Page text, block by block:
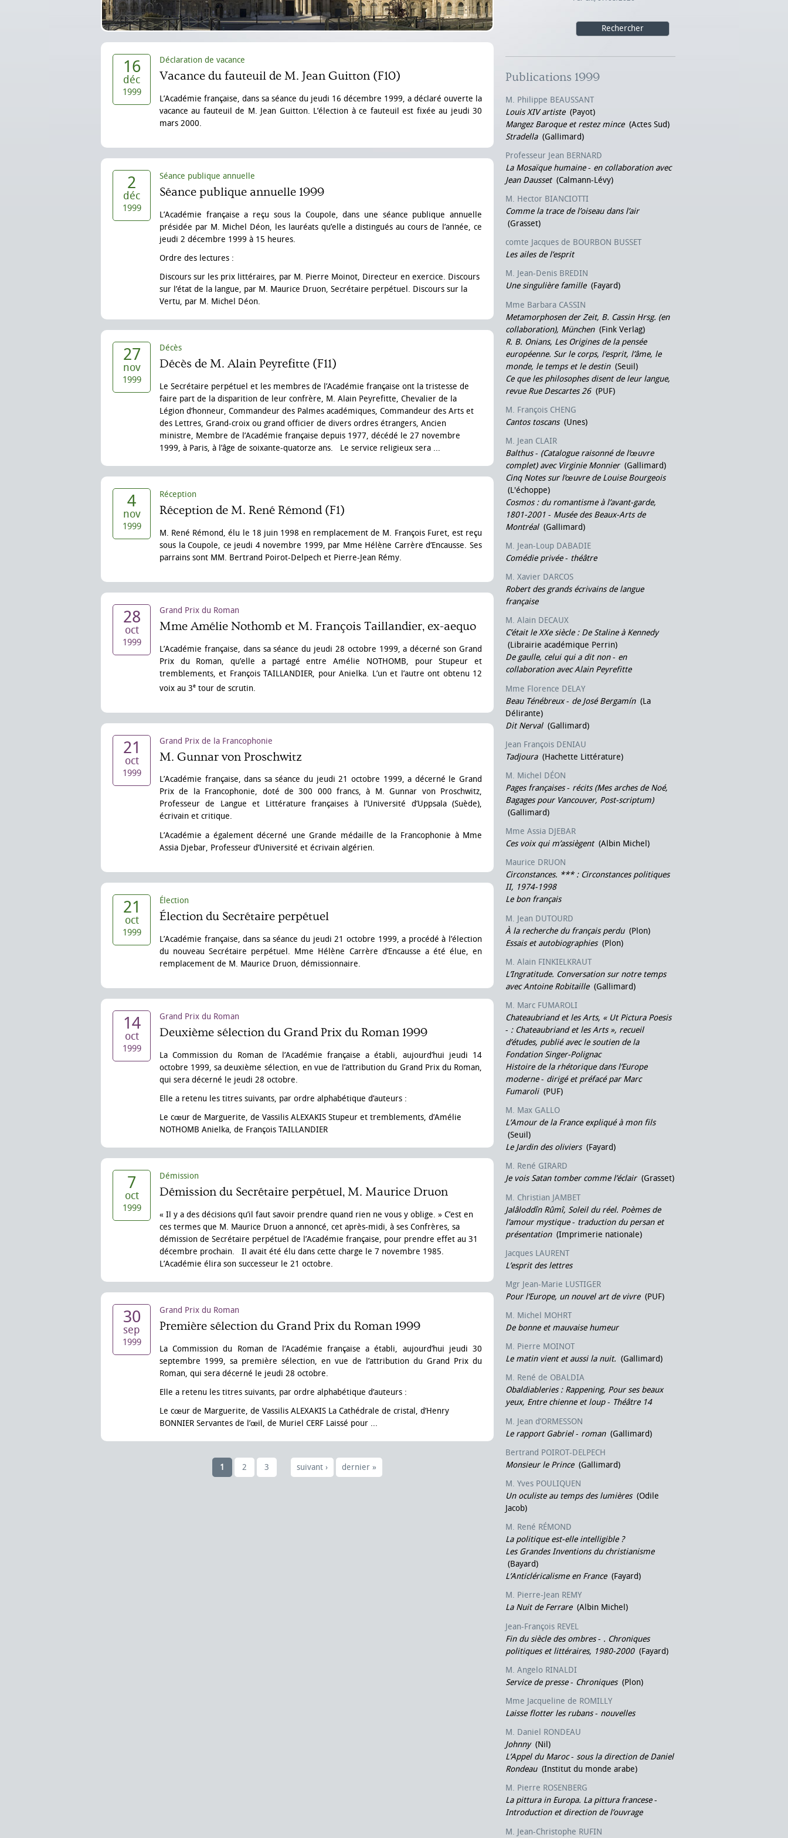
16
déc
1999
Déclaration de vacance
Vacance du fauteuil de M. Jean Guitton (F10)
L’Académie française, dans sa séance du jeudi 16 décembre 1999, a déclaré ouverte la
vacance au fauteuil de M. Jean Guitton. L’élection à ce fauteuil est fixée au jeudi 30
mars 2000.
2
déc
1999
Séance publique annuelle
Séance publique annuelle 1999
L’Académie française a reçu sous la Coupole, dans une séance publique annuelle
présidée par M. Michel Déon, les lauréats qu’elle a distingués au cours de l’année, ce
jeudi 2 décembre 1999 à 15 heures.
Ordre des lectures :
Discours sur les prix littéraires, par M. Pierre Moinot, Directeur en exercice. Discours
sur l’état de la langue, par M. Maurice Druon, Secrétaire perpétuel. Discours sur la
Vertu, par M. Michel Déon.
27
nov
1999
Décès
Décès de M. Alain Peyrefitte (F11)
Le Secrétaire perpétuel et les membres de l’Académie française ont la tristesse de
faire part de la disparition de leur confrère, M. Alain Peyrefitte, Chevalier de la
Légion d’honneur, Commandeur des Palmes académiques, Commandeur des Arts et
des Lettres, Grand-croix ou grand officier de divers ordres étrangers, Ancien
ministre, Membre de l’Académie française depuis 1977, décédé le 27 novembre
1999, à Paris, à l’âge de soixante-quatorze ans. Le service religieux sera ...
4
nov
1999
Réception
Réception de M. René Rémond (F1)
M. René Rémond, élu le 18 juin 1998 en remplacement de M. François Furet, est reçu
sous la Coupole, ce jeudi 4 novembre 1999, par Mme Hélène Carrère d’Encausse. Ses
parrains sont MM. Bertrand Poirot-Delpech et Pierre-Jean Rémy.
28
oct
1999
Grand Prix du Roman
Mme Amélie Nothomb et M. François Taillandier, ex-aequo
L’Académie française, dans sa séance du jeudi 28 octobre 1999, a décerné son Grand
Prix du Roman, qu’elle a partagé entre Amélie NOTHOMB, pour Stupeur et
tremblements, et François TAILLANDIER, pour Anielka. L’un et l’autre ont obtenu 12
voix au 3e tour de scrutin.
21
oct
1999
Grand Prix de la Francophonie
M. Gunnar von Proschwitz
L’Académie française, dans sa séance du jeudi 21 octobre 1999, a décerné le Grand
Prix de la Francophonie, doté de 300 000 francs, à M. Gunnar von Proschwitz,
Professeur de Langue et Littérature françaises à l’Université d’Uppsala (Suède),
écrivain et critique.
L’Académie a également décerné une Grande médaille de la Francophonie à Mme
Assia Djebar, Professeur d’Université et écrivain algérien.
21
oct
1999
Élection
Élection du Secrétaire perpétuel
L’Académie française, dans sa séance du jeudi 21 octobre 1999, a procédé à l’élection
du nouveau Secrétaire perpétuel. Mme Hélène Carrère d’Encausse a été élue, en
remplacement de M. Maurice Druon, démissionnaire.
14
oct
1999
Grand Prix du Roman
Deuxième sélection du Grand Prix du Roman 1999
La Commission du Roman de l’Académie française a établi, aujourd’hui jeudi 14
octobre 1999, sa deuxième sélection, en vue de l’attribution du Grand Prix du Roman,
qui sera décerné le jeudi 28 octobre.
Elle a retenu les titres suivants, par ordre alphabétique d’auteurs :
Le cœur de Marguerite, de Vassilis ALEXAKIS Stupeur et tremblements, d’Amélie
NOTHOMB Anielka, de François TAILLANDIER
7
oct
1999
Démission
Démission du Secrétaire perpétuel, M. Maurice Druon
« Il y a des décisions qu’il faut savoir prendre quand rien ne vous y oblige. » C’est en
ces termes que M. Maurice Druon a annoncé, cet après-midi, à ses Confrères, sa
démission de Secrétaire perpétuel de l’Académie française, pour prendre effet au 31
décembre prochain. Il avait été élu dans cette charge le 7 novembre 1985.
L’Académie élira son successeur le 21 octobre.
30
sep
1999
Grand Prix du Roman
Première sélection du Grand Prix du Roman 1999
La Commission du Roman de l’Académie française a établi, aujourd’hui jeudi 30
septembre 1999, sa première sélection, en vue de l’attribution du Grand Prix du
Roman, qui sera décerné le jeudi 28 octobre.
Elle a retenu les titres suivants, par ordre alphabétique d’auteurs :
Le cœur de Marguerite, de Vassilis ALEXAKIS La Cathédrale de cristal, d’Henry
BONNIER Servantes de l’œil, de Muriel CERF Laissé pour ...
1 2 3 suivant › dernier »
Publications 1999
M. Philippe BEAUSSANT
Louis XIV artiste(Payot)
Mangez Baroque et restez mince(Actes Sud)
Stradella(Gallimard)
Professeur Jean BERNARD
La Mosaïque humaine- en collaboration avec
Jean Dausset(Calmann-Lévy)
M. Hector BIANCIOTTI
Comme la trace de l’oiseau dans l’air
(Grasset)
comte Jacques de BOURBON BUSSET
Les ailes de l’esprit
M. Jean-Denis BREDIN
Une singulière famille(Fayard)
Mme Barbara CASSIN
Metamorphosen der Zeit, B. Cassin Hrsg. (en
collaboration), München (Fink Verlag)
R. B. Onians, Les Origines de la pensée
européenne. Sur le corps, l’esprit, l’âme, le
monde, le temps et le destin (Seuil)
Ce que les philosophes disent de leur langue,
revue Rue Descartes 26 (PUF)
M. François CHENG
Cantos toscans(Unes)
M. Jean CLAIR
Balthus- (Catalogue raisonné de l’œuvre
complet) avec Virginie Monnier(Gallimard)
Cinq Notes sur l’œuvre de Louise Bourgeois
(L'échoppe)
Cosmos : du romantisme à l’avant-garde,
1801-2001 - Musée des Beaux-Arts de
Montréal(Gallimard)
M. Jean-Loup DABADIE
Comédie privée- théâtre
M. Xavier DARCOS
Robert des grands écrivains de langue
française
M. Alain DECAUX
C’était le XXe siècle : De Staline à Kennedy
(Librairie académique Perrin)
De gaulle, celui qui a dit non- en
collaboration avec Alain Peyrefitte
Mme Florence DELAY
Beau Ténébreux- de José Bergamín(La
Délirante)
Dit Nerval(Gallimard)
Jean François DENIAU
Tadjoura(Hachette Littérature)
M. Michel DÉON
Pages françaises- récits (Mes arches de Noé,
Bagages pour Vancouver, Post-scriptum)
(Gallimard)
Mme Assia DJEBAR
Ces voix qui m’assiègent(Albin Michel)
Maurice DRUON
Circonstances. *** : Circonstances politiques
II, 1974-1998
Le bon français
M. Jean DUTOURD
À la recherche du français perdu(Plon)
Essais et autobiographies(Plon)
M. Alain FINKIELKRAUT
L’Ingratitude. Conversation sur notre temps
avec Antoine Robitaille(Gallimard)
M. Marc FUMAROLI
Chateaubriand et les Arts, « Ut Pictura Poesis
- : Chateaubriand et les Arts », recueil
d’études, publié avec le soutien de la
Fondation Singer-Polignac
Histoire de la rhétorique dans l’Europe
moderne- dirigé et préfacé par Marc
Fumaroli(PUF)
M. Max GALLO
L’Amour de la France expliqué à mon fils
(Seuil)
Le Jardin des oliviers(Fayard)
M. René GIRARD
Je vois Satan tomber comme l’éclair(Grasset)
M. Christian JAMBET
Jalâloddîn Rûmî, Soleil du réel. Poèmes de
l’amour mystique- traduction du persan et
présentation (Imprimerie nationale)
Jacques LAURENT
L’esprit des lettres
Mgr Jean-Marie LUSTIGER
Pour l’Europe, un nouvel art de vivre(PUF)
M. Michel MOHRT
De bonne et mauvaise humeur
M. Pierre MOINOT
Le matin vient et aussi la nuit. (Gallimard)
M. René de OBALDIA
Obaldiableries : Rappening, Pour ses beaux
yeux, Entre chienne et loup- Théâtre 14
M. Jean d’ORMESSON
Le rapport Gabriel- roman(Gallimard)
Bertrand POIROT-DELPECH
Monsieur le Prince(Gallimard)
M. Yves POULIQUEN
Un oculiste au temps des lumières(Odile
Jacob)
M. René RÉMOND
La politique est-elle intelligible ?
Les Grandes Inventions du christianisme
(Bayard)
L’Anticléricalisme en France(Fayard)
M. Pierre-Jean REMY
La Nuit de Ferrare(Albin Michel)
Jean-François REVEL
Fin du siècle des ombres- . Chroniques
politiques et littéraires, 1980-2000(Fayard)
M. Angelo RINALDI
Service de presse- Chroniques(Plon)
Mme Jacqueline de ROMILLY
Laisse flotter les rubans- nouvelles
M. Daniel RONDEAU
Johnny(Nil)
L’Appel du Maroc- sous la direction de Daniel
Rondeau(Institut du monde arabe)
M. Pierre ROSENBERG
La pittura in Europa. La pittura francese-
Introduction et direction de l’ouvrage
M. Jean-Christophe RUFIN